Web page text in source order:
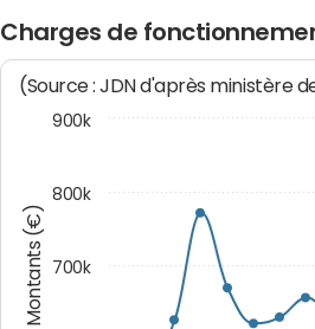
Charges de
Montants (€)
(Source : JDN d'après ministère
700k
800k
900k